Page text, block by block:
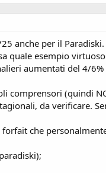
anche per il Paradiski.
quale esempio
aumentati del 4/6%
comprensori (quindi
da verificare.
che